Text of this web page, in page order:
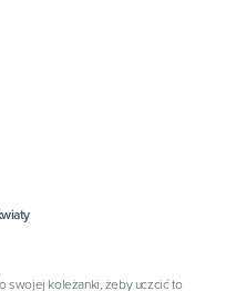
swojej koleżanki, żeby uczcić to